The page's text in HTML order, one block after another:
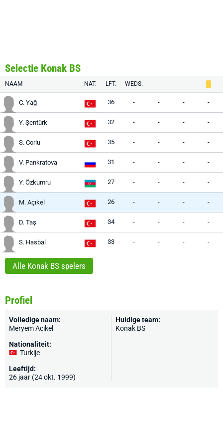
Selectie Konak BS
NAAM NAT. LFT. WEDS.
C. Yağ 36 - - - -
Y. Şentürk 32 - - - -
S. Corlu 35 - - - -
V. Pankratova 31 - - - -
Y. Özkumru 27 - - - -
M. Açıkel 26 - - - -
D. Taş 34 - - - -
S. Hasbal 33 - - - -
Alle Konak BS spelers
Profiel
Volledige naam:
Meryem Açıkel
Nationaliteit:
Turkije
Leeftijd:
26 jaar (24 okt. 1999)
Huidige team:
Konak BS